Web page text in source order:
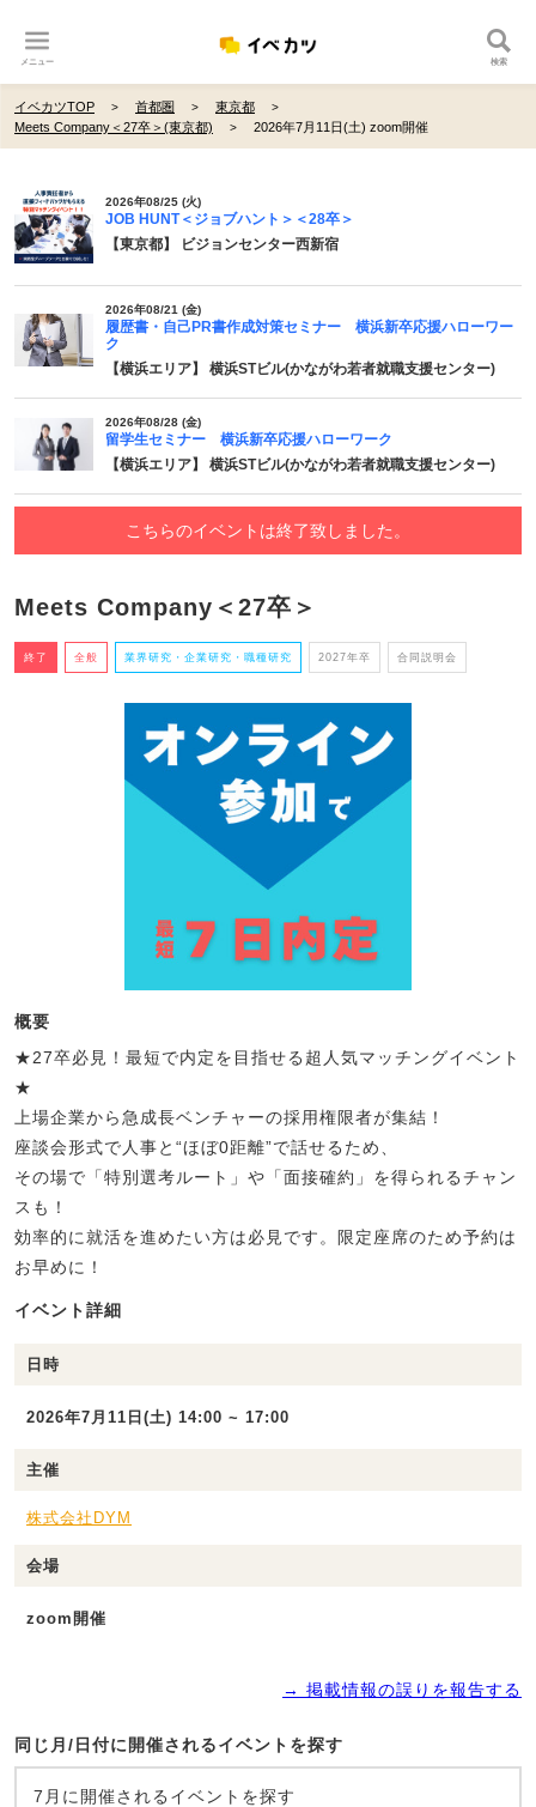
メニュー 検索
イベカツTOP 首都圏
東京都
Meets Company＜27卒＞(東京都)
2026年7月11日(土) zoom開催
2026年08/25 (火)
JOB HUNT＜ジョブハント＞＜28卒＞
【東京都】 ビジョンセンター西新宿
2026年08/21 (金)
履歴書・自己PR書作成対策セミナー 横浜新卒応援ハローワー
ク
【横浜エリア】 横浜STビル(かながわ若者就職支援センター)
2026年08/28 (金)
留学生セミナー 横浜新卒応援ハローワーク
【横浜エリア】 横浜STビル(かながわ若者就職支援センター)
こちらのイベントは終了致しました。
Meets Company＜27卒＞
終了 全般 業界研究・企業研究・職種研究 2027年卒 合同説明会
概要
★27卒必見！最短で内定を目指せる超人気マッチングイベント
★
上場企業から急成長ベンチャーの採用権限者が集結！
座談会形式で人事と“ほぼ0距離”で話せるため、
その場で「特別選考ルート」や「面接確約」を得られるチャン
スも！
効率的に就活を進めたい方は必見です。限定座席のため予約は
お早めに！
イベント詳細
日時
2026年7月11日(土) 14:00 ~ 17:00
主催
株式会社DYM
会場
zoom開催
→ 掲載情報の誤りを報告する
同じ月/日付に開催されるイベントを探す
7月に開催されるイベントを探す